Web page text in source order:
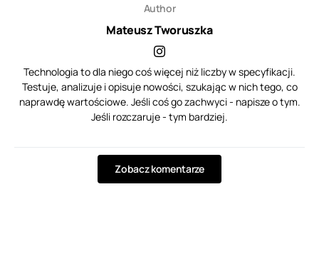
Author
Mateusz Tworuszka
Technologia to dla niego coś więcej niż liczby w specyfikacji.
Testuje, analizuje i opisuje nowości, szukając w nich tego, co
naprawdę wartościowe. Jeśli coś go zachwyci - napisze o tym.
Jeśli rozczaruje - tym bardziej.
Zobacz komentarze